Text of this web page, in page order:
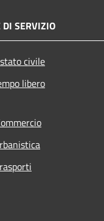
DI SERVIZIO
civile
libero